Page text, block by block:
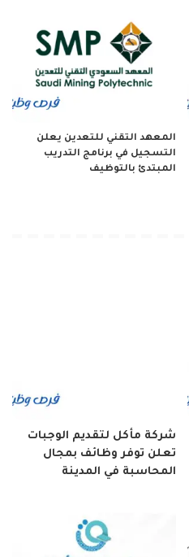
المعهد التقني للتعدين يعلن
التسجيل في برنامج التدريب
المبتدئ بالتوظيف
شركة مأكل لتقديم الوجبات
تعلن توفر وظائف بمجال
المحاسبة في المدينة